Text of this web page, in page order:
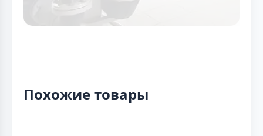
Похожие товары